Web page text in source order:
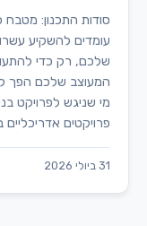
סודות התכנון: מטבח
עומדים להשקיע
שלכם, רק כדי
המעוצב שלכם הפך
מי שניגש לפרויקט
פרויקטים
31 ביולי 2026